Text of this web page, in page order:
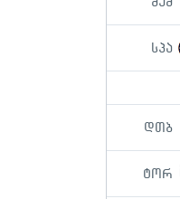
სპა
დთბ
ტორ